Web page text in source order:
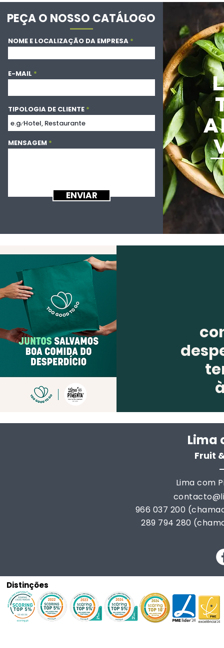
PEÇA O NOSSO CATÁLOGO
NOME E LOCALIZAÇÃO DA EMPRESA
E-MAIL
TIPOLOGIA DE CLIENTE
MENSAGEM
ENVIAR
Lima
Fruit
Lima com
966 037 200
289 794 280
Distinções